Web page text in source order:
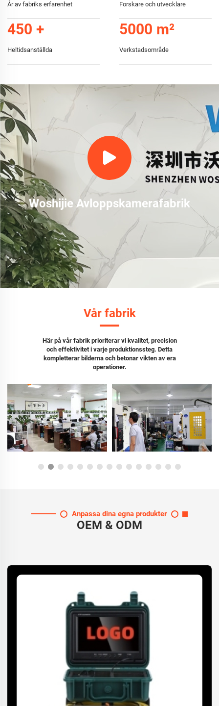
År av fabriks erfarenhet Forskare och utvecklare
450 +
Heltidsanställda
5000 m²
Verkstadsområde
Woshijie Avloppskamerafabrik
Vår fabrik
Här på vår fabrik prioriterar vi kvalitet, precision
och effektivitet i varje produktionssteg. Detta
kompletterar bilderna och betonar vikten av era
operationer.
Anpassa dina egna produkter
OEM & ODM